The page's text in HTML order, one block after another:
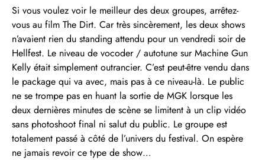
Si vous voulez voir le meilleur des deux groupes, arrêtez-
vous au film The Dirt. Car très sincèrement, les deux shows
n’avaient rien du standing attendu pour un vendredi soir de
Hellfest. Le niveau de vocoder / autotune sur Machine Gun
Kelly était simplement outrancier. C’est peut-être vendu dans
le package qui va avec, mais pas à ce niveau-là. Le public
ne se trompe pas en huant la sortie de MGK lorsque les
deux dernières minutes de scène se limitent à un clip vidéo
sans photoshoot final ni salut du public. Le groupe est
totalement passé à côté de l’univers du festival. On espère
ne jamais revoir ce type de show…